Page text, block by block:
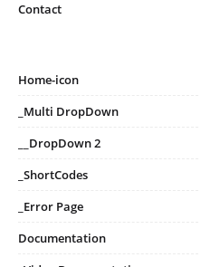
Contact
Home-icon
_Multi DropDown
__DropDown 2
_ShortCodes
_Error Page
Documentation